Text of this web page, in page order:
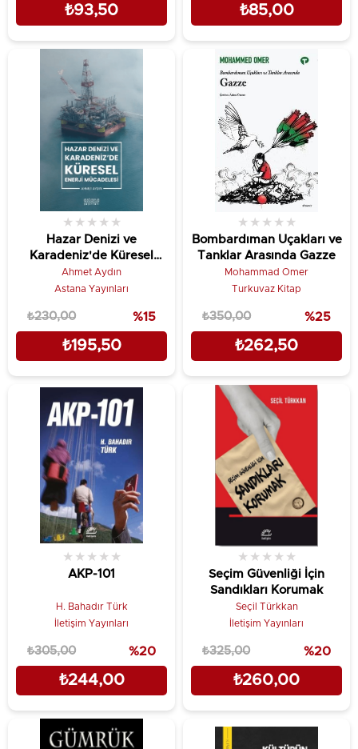
₺93,50 ₺85,00
Hazar Denizi ve
Karadeniz'de Küresel
Enerji Mücadelesi
★ ★ ★ ★ ★
Ahmet Aydın
Astana Yayınları
₺195,50
₺230,00 %15
Bombardıman Uçakları ve
Tanklar Arasında Gazze
★ ★ ★ ★ ★
Mohammad Omer
Turkuvaz Kitap
₺262,50
₺350,00 %25
AKP-101
★ ★ ★ ★ ★
H. Bahadır Türk
İletişim Yayınları
₺244,00
₺305,00 %20
Seçim Güvenliği İçin
Sandıkları Korumak
★ ★ ★ ★ ★
Seçil Türkkan
İletişim Yayınları
₺260,00
₺325,00 %20